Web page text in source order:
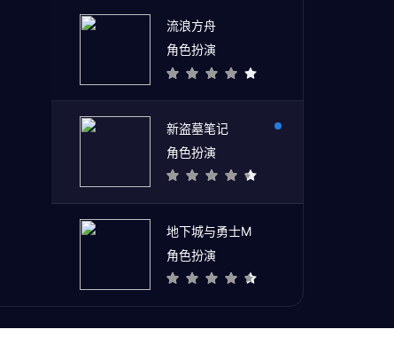
流浪方舟
角色扮演
新盗墓笔记
角色扮演
地下城与勇士M
角色扮演